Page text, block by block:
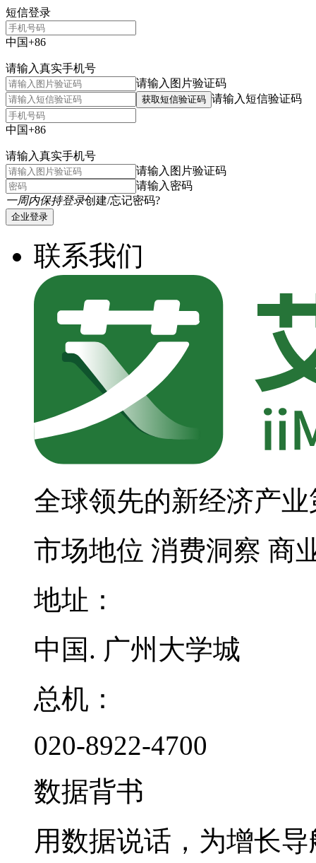
短信登录
中国+86
请输入真实手机号
请输入图片验证码
获取短信验证码 请输入短信验证码
中国+86
请输入真实手机号
请输入图片验证码
请输入密码
一周内保持登录创建/忘记密码?
企业登录
联系我们
全球领先的新经济产
市场地位 消费洞察 商
地址：
中国. 广州大学城
总机：
020-8922-4700
数据背书
用数据说话，为增长导